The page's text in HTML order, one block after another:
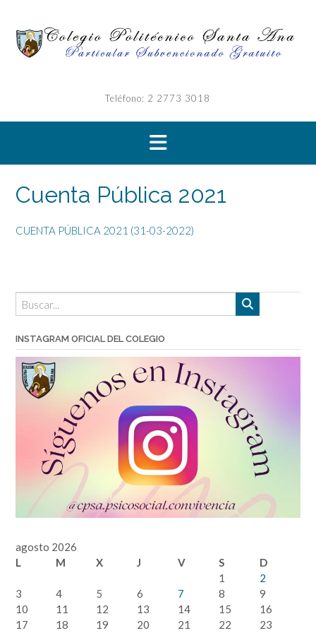
contenido
Teléfono: 2 2773 3018
Cuenta Pública 2021
CUENTA PÚBLICA 2021 (31-03-2022)
INSTAGRAM OFICIAL DEL COLEGIO
agosto 2026
L
M X J V S
D
1
2
3
4 5 6 7 8
9
10
11 12 13 14 15
16
17
18 19 20 21 22 23